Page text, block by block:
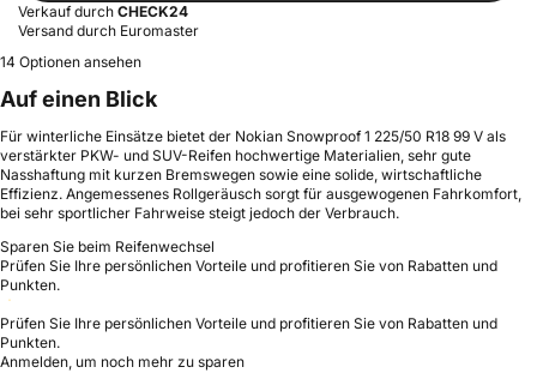
Verkauf durch CHECK24
Versand durch Euromaster
14 Optionen ansehen
Auf einen Blick
Für winterliche Einsätze bietet der Nokian Snowproof 1 225/50 R18 99 V als
verstärkter PKW- und SUV-Reifen hochwertige Materialien, sehr gute
Nasshaftung mit kurzen Bremswegen sowie eine solide, wirtschaftliche
Effizienz. Angemessenes Rollgeräusch sorgt für ausgewogenen Fahrkomfort,
bei sehr sportlicher Fahrweise steigt jedoch der Verbrauch.
Sparen Sie beim Reifenwechsel
Prüfen Sie Ihre persönlichen Vorteile und profitieren Sie von Rabatten und
Punkten.
Prüfen Sie Ihre persönlichen Vorteile und profitieren Sie von Rabatten und
Punkten.
Anmelden, um noch mehr zu sparen